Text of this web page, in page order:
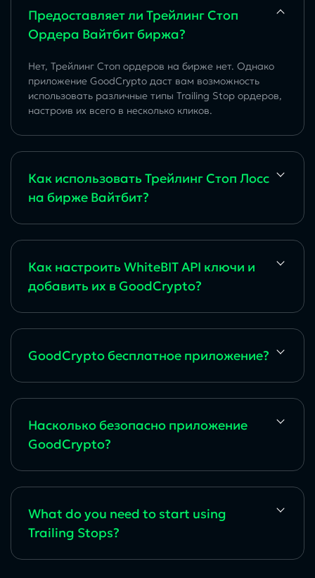
Предоставляет ли Трейлинг Стоп
Ордера Вайтбит биржа?
Нет, Трейлинг Стоп ордеров на бирже нет. Однако
приложение GoodCrypto даст вам возможность
использовать различные типы Trailing Stop ордеров,
настроив их всего в несколько кликов.
Как использовать Трейлинг Стоп Лосс
на бирже Вайтбит?
Как настроить WhiteBIT API ключи и
добавить их в GoodCrypto?
GoodCrypto бесплатное приложение?
Насколько безопасно приложение
GoodCrypto?
What do you need to start using
Trailing Stops?